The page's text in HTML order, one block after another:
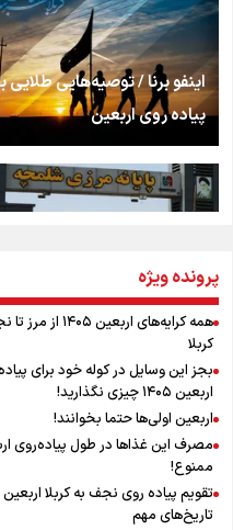
اشک
جمله‌ای که بغض
را شکست؛ «آهای مردم،
تهران رفتند»
سه حسرتی که به
نگاه تمدنی رهبر
فضای مجازی
رابطه کارگر و کارفرما
به زوجیت
اینفو برنا / توصیه‌هایی طلایی
پیاده روی اربعین
اینفو برنا / جدول کامل فاصله
شلمچه تا شهرهای زیارتی عراق
اینفو برنا/ میزان مالیات بر ارزش
افزوده چقدر است؟
پرونده ویژه
همه کرایه‌های اربعین ۱۴۰۵
کربلا
بجز این وسایل در کوله خود برای
اربعین ۱۴۰۵ چیزی نگذارید!
اربعین اولی‌ها حتما بخوانند!
مصرف این غذاها در طول پیاده‌روی
ممنوع!
تاریخ‌های مهم